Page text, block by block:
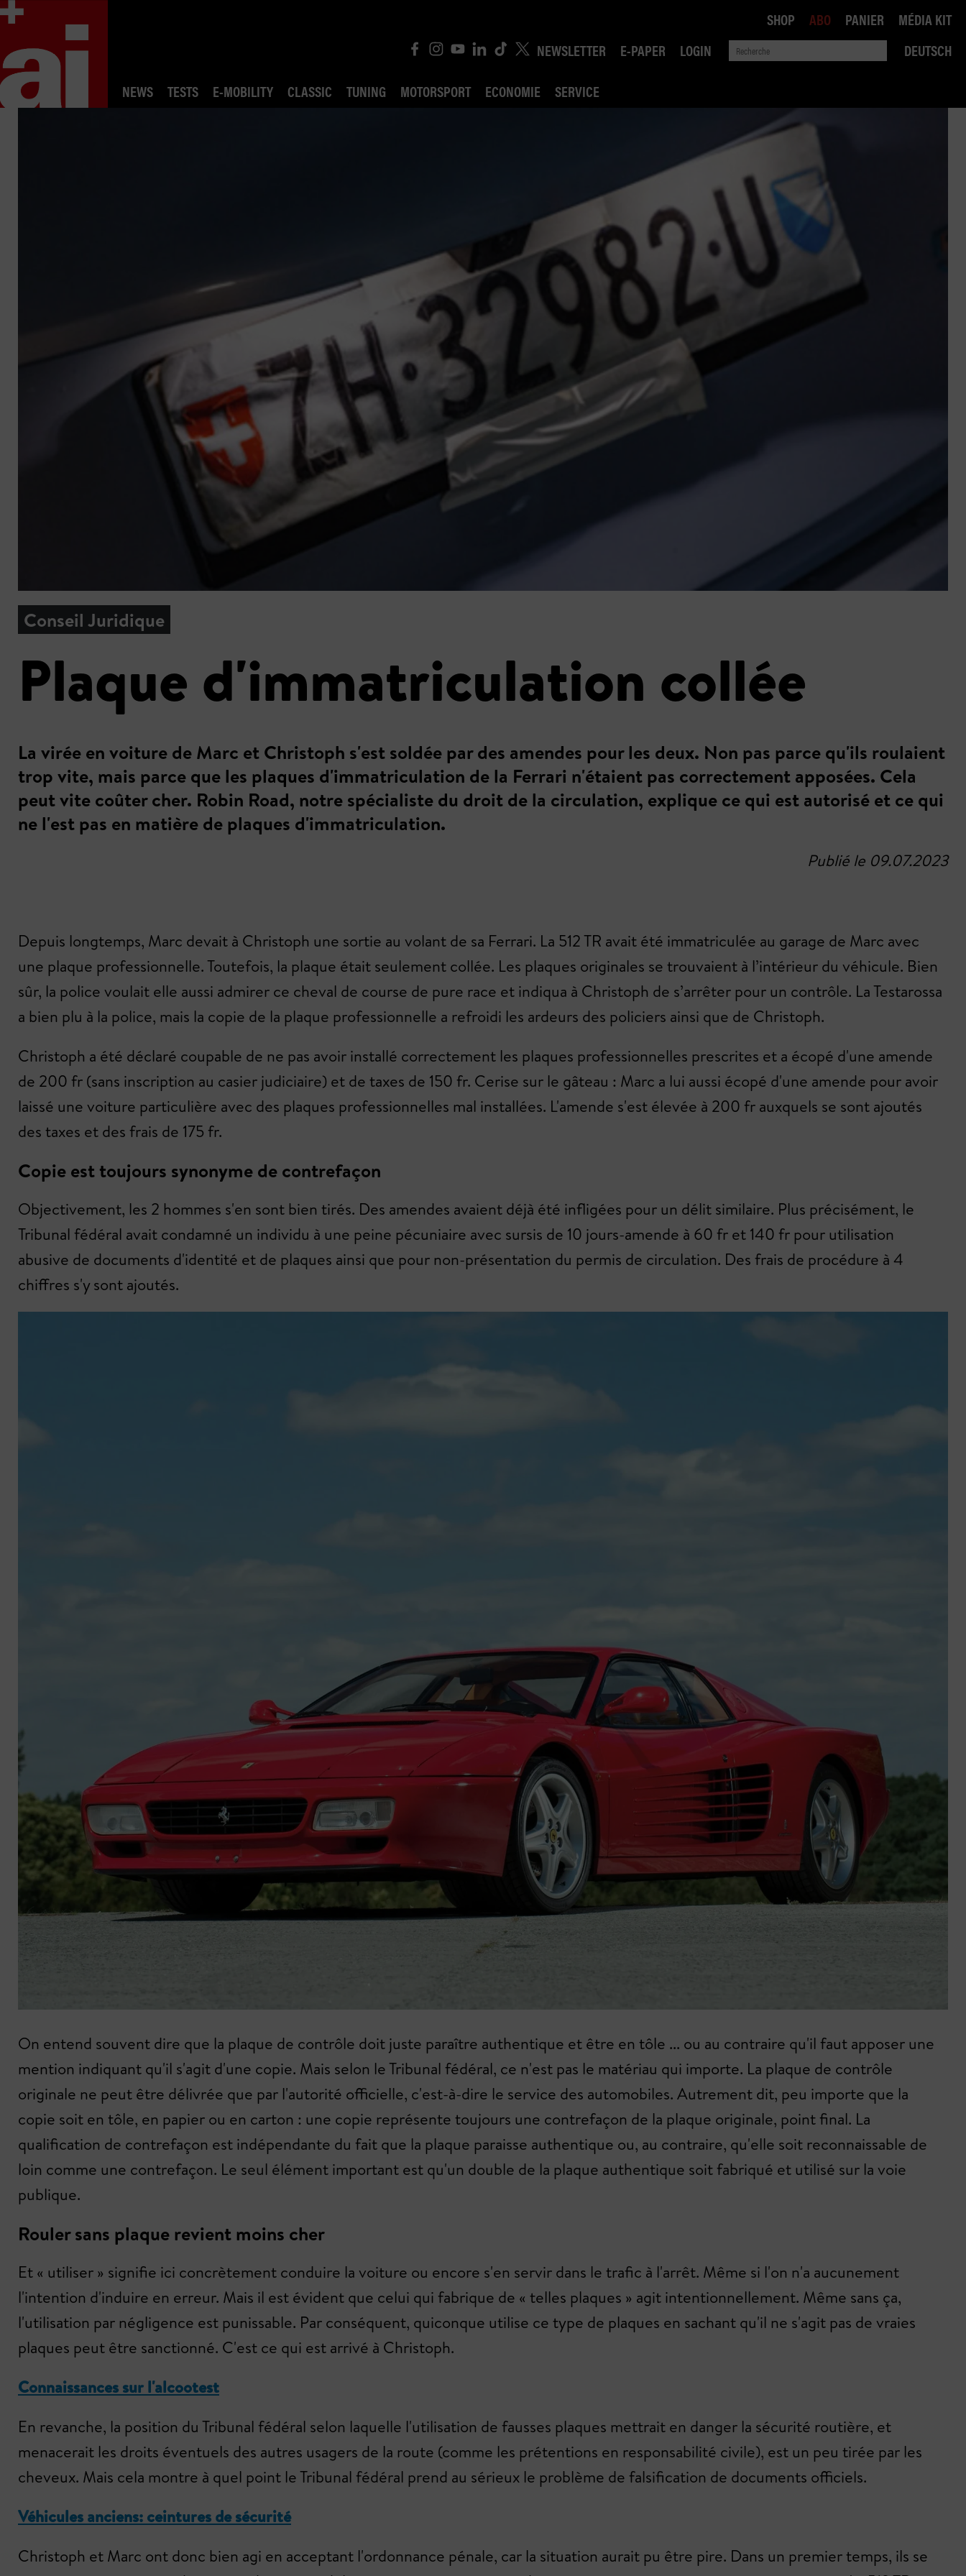
NEWSLETTER E-PAPER LOGIN
DEUTSCH
NEWS
TESTS E-MOBILITY CLASSIC TUNING MOTORSPORT ECONOMIE SERVICE
POLITIQUE DES TRANSPORTS
COMPÉTITION
SHOP ABO PANIER MÉDIA KIT
Conseil Juridique
Plaque d'immatriculation collée
La virée en voiture de Marc et Christoph s'est soldée par des amendes pour les deux. Non pas parce qu'ils roulaient
trop vite, mais parce que les plaques d'immatriculation de la Ferrari n'étaient pas correctement apposées. Cela
peut vite coûter cher. Robin Road, notre spécialiste du droit de la circulation, explique ce qui est autorisé et ce qui
ne l'est pas en matière de plaques d'immatriculation.
Publié le 09.07.2023
Depuis longtemps, Marc devait à Christoph une sortie au volant de sa Ferrari. La 512 TR avait été immatriculée au garage de Marc avec
une plaque professionnelle. Toutefois, la plaque était seulement collée. Les plaques originales se trouvaient à l’intérieur du véhicule. Bien
sûr, la police voulait elle aussi admirer ce cheval de course de pure race et indiqua à Christoph de s’arrêter pour un contrôle. La Testarossa
a bien plu à la police, mais la copie de la plaque professionnelle a refroidi les ardeurs des policiers ainsi que de Christoph.
Christoph a été déclaré coupable de ne pas avoir installé correctement les plaques professionnelles prescrites et a écopé d'une amende
de 200 fr (sans inscription au casier judiciaire) et de taxes de 150 fr. Cerise sur le gâteau : Marc a lui aussi écopé d'une amende pour avoir
laissé une voiture particulière avec des plaques professionnelles mal installées. L'amende s'est élevée à 200 fr auxquels se sont ajoutés
des taxes et des frais de 175 fr.
Copie est toujours synonyme de contrefaçon
Objectivement, les 2 hommes s'en sont bien tirés. Des amendes avaient déjà été infligées pour un délit similaire. Plus précisément, le
Tribunal fédéral avait condamné un individu à une peine pécuniaire avec sursis de 10 jours-amende à 60 fr et 140 fr pour utilisation
abusive de documents d'identité et de plaques ainsi que pour non-présentation du permis de circulation. Des frais de procédure à 4
chiffres s'y sont ajoutés.
On entend souvent dire que la plaque de contrôle doit juste paraître authentique et être en tôle ... ou au contraire qu'il faut apposer une
mention indiquant qu'il s'agit d'une copie. Mais selon le Tribunal fédéral, ce n'est pas le matériau qui importe. La plaque de contrôle
originale ne peut être délivrée que par l'autorité officielle, c'est-à-dire le service des automobiles. Autrement dit, peu importe que la
copie soit en tôle, en papier ou en carton : une copie représente toujours une contrefaçon de la plaque originale, point final. La
qualification de contrefaçon est indépendante du fait que la plaque paraisse authentique ou, au contraire, qu'elle soit reconnaissable de
loin comme une contrefaçon. Le seul élément important est qu'un double de la plaque authentique soit fabriqué et utilisé sur la voie
publique.
Rouler sans plaque revient moins cher
Et « utiliser » signifie ici concrètement conduire la voiture ou encore s'en servir dans le trafic à l'arrêt. Même si l'on n'a aucunement
l'intention d'induire en erreur. Mais il est évident que celui qui fabrique de « telles plaques » agit intentionnellement. Même sans ça,
l'utilisation par négligence est punissable. Par conséquent, quiconque utilise ce type de plaques en sachant qu'il ne s'agit pas de vraies
plaques peut être sanctionné. C'est ce qui est arrivé à Christoph.
Connaissances sur l'alcootest
En revanche, la position du Tribunal fédéral selon laquelle l'utilisation de fausses plaques mettrait en danger la sécurité routière, et
menacerait les droits éventuels des autres usagers de la route (comme les prétentions en responsabilité civile), est un peu tirée par les
cheveux. Mais cela montre à quel point le Tribunal fédéral prend au sérieux le problème de falsification de documents officiels.
Véhicules anciens: ceintures de sécurité
Christoph et Marc ont donc bien agi en acceptant l'ordonnance pénale, car la situation aurait pu être pire. Dans un premier temps, ils se